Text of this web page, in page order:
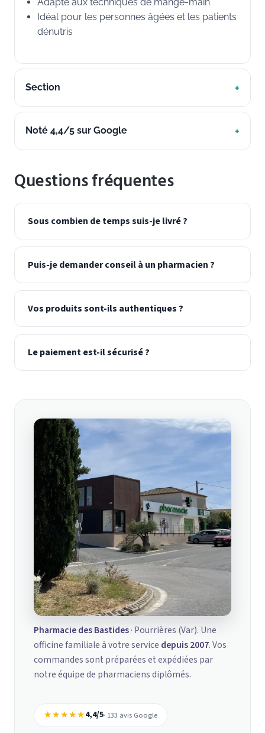
Adapté aux techniques de mange-main
Idéal pour les personnes âgées et les patients
dénutris
Section
Noté 4,4/5 sur Google
Questions fréquentes
Sous combien de temps suis-je livré ?
Puis-je demander conseil à un pharmacien ?
Vos produits sont-ils authentiques ?
Le paiement est-il sécurisé ?
Pharmacie des Bastides· Pourrières (Var). Une
officine familiale à votre service depuis 2007. Vos
commandes sont préparées et expédiées par
notre équipe de pharmaciens diplômés.
★★★★★4,4/5· 133 avis Google